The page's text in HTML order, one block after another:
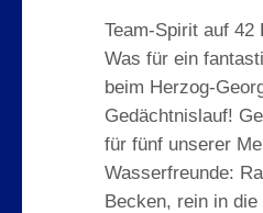
Team-Spirit auf 42
Was für ein
beim Herzog-
Gedächtnislauf!
für fünf unserer
Wasserfreunde:
Becken, rein in die